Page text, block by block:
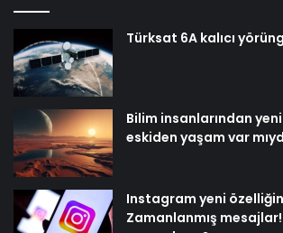
Türksat 6A kalıcı
Bilim insanlarından
eskiden yaşam var
Instagram yeni
Zamanlanmış mesajlar!